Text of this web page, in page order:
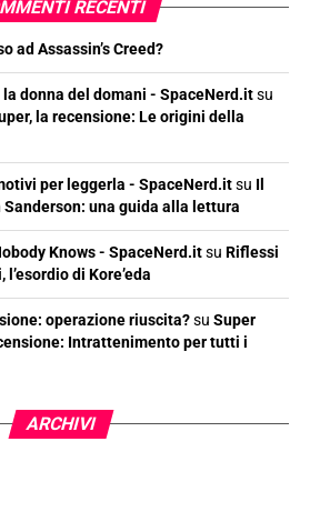
RECENTI
ad Assassin’s Creed?
donna del domani - SpaceNerd.itsu
la recensione: Le origini della
per leggerla - SpaceNerd.itsu Il
Sanderson: una guida alla lettura
Knows - SpaceNerd.itsu Riflessi
di Kore’eda
operazione riuscita?su Super
Intrattenimento per tutti i
ARCHIVI